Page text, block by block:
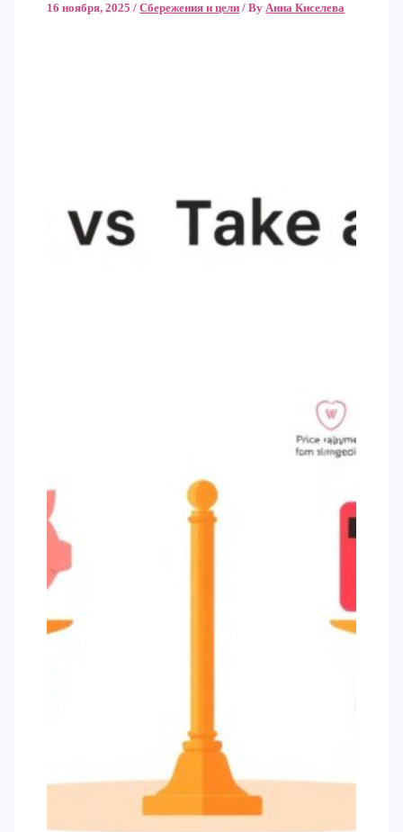
16 ноября, 2025/Сбережения и цели / ByАнна Киселева